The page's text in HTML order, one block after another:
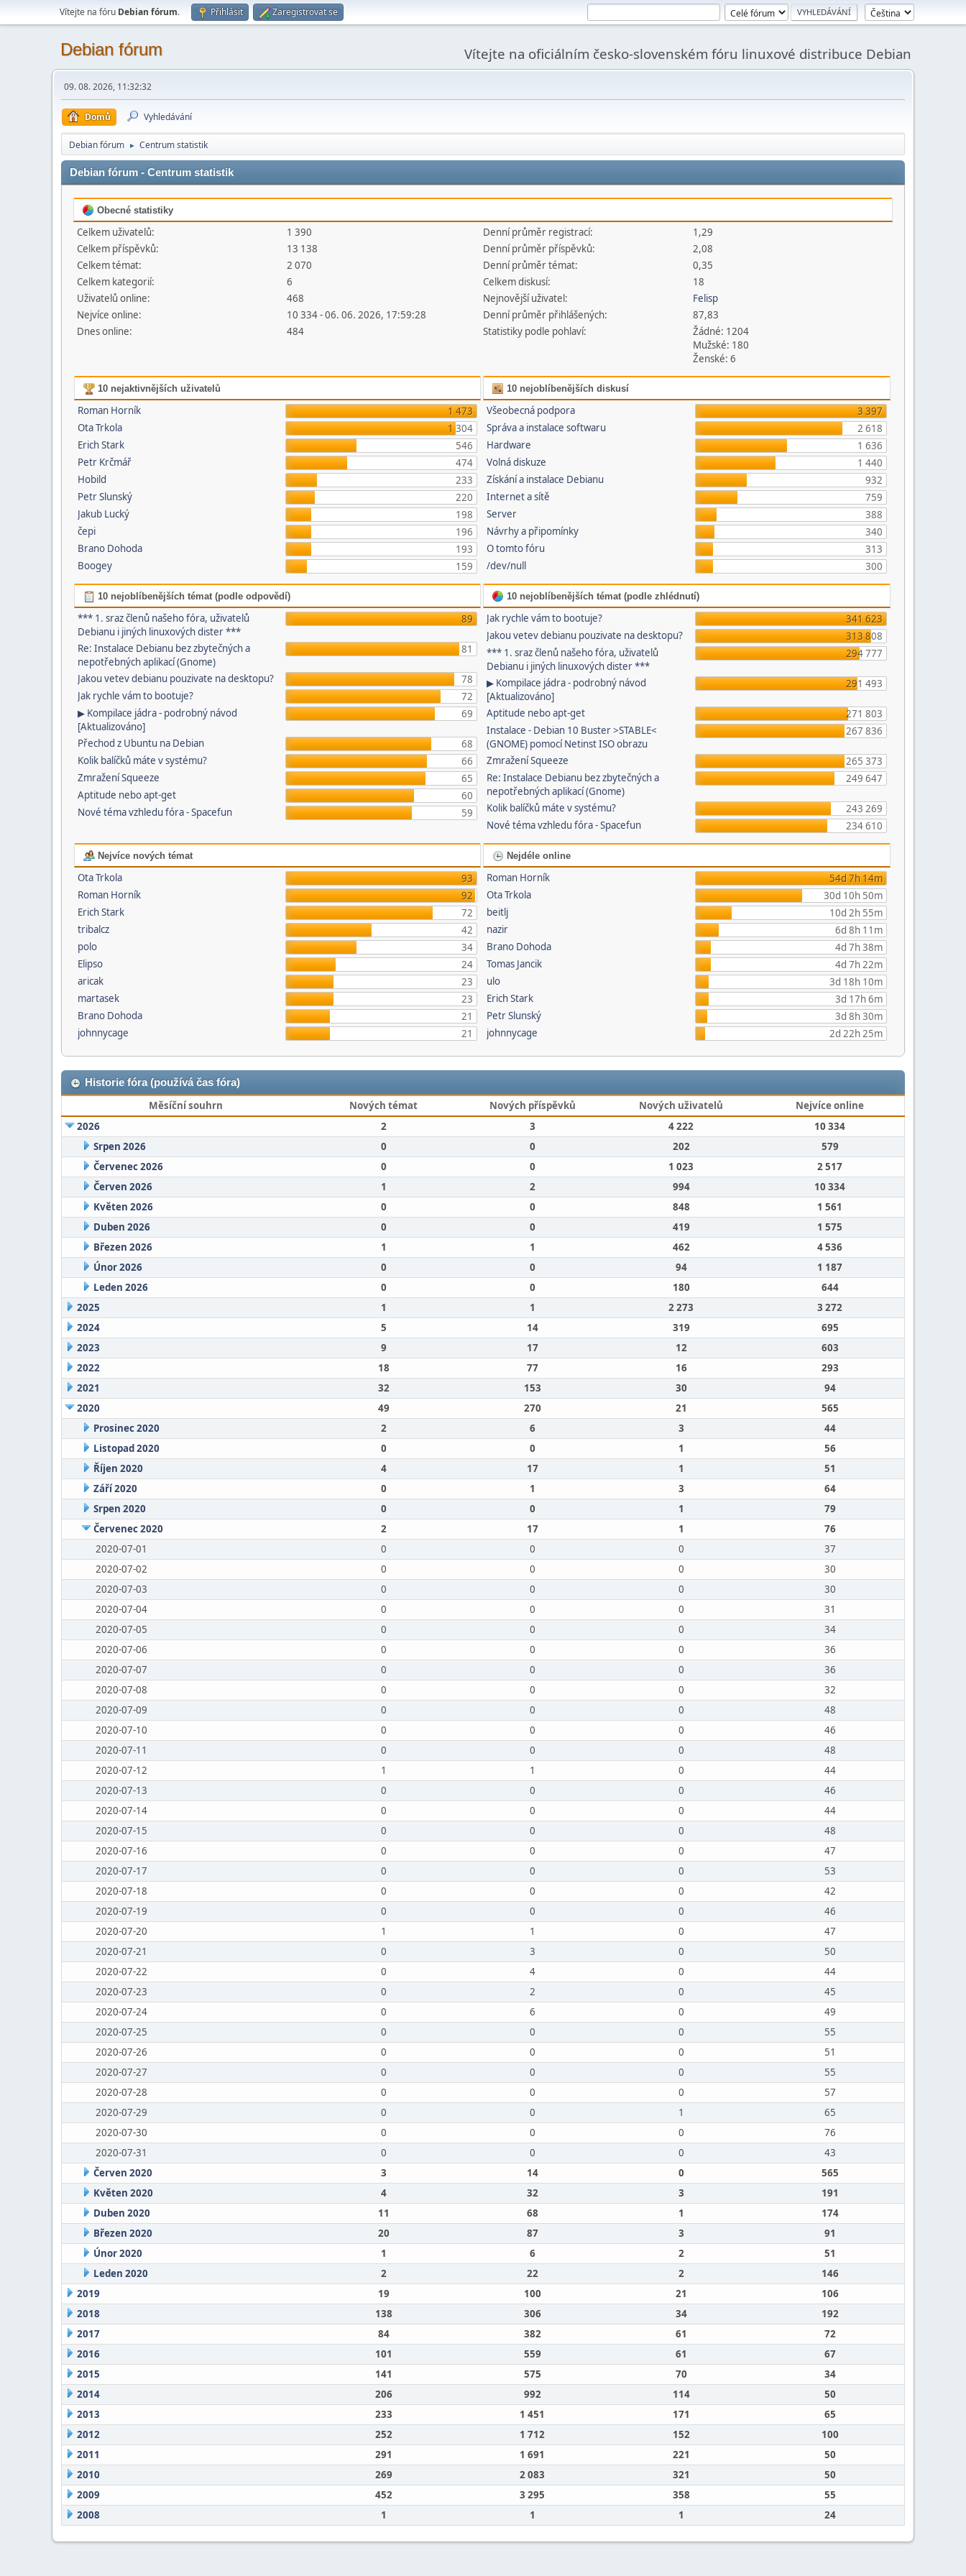
Vítejte na fóru Debian fórum. Přihlásit Zaregistrovat se
Debian fórum Vítejte na oficiálním česko-slovenském fóru linuxové distribuce Debian
09. 08. 2026, 11:32:32
Domů Vyhledávání
Debian fórum ► Centrum statistik
Debian fórum - Centrum statistik
Obecné statistiky
Celkem uživatelů:
1 390
Celkem příspěvků:
13 138
Celkem témat:
2 070
Celkem kategorií:
6
Uživatelů online:
468
Nejvíce online:
10 334 - 06. 06. 2026, 17:59:28
Dnes online:
484
Denní průměr registrací:
1,29
Denní průměr příspěvků:
2,08
Denní průměr témat:
0,35
Celkem diskusí:
18
Nejnovější uživatel:
Felisp
Denní průměr přihlášených:
87,83
Statistiky podle pohlaví:
Žádné: 1204
Mužské: 180
Ženské: 6
10 nejaktivnějších uživatelů
Roman Horník
1 473
Ota Trkola
1 304
Erich Stark
546
Petr Krčmář
474
Hobild
233
Petr Slunský
220
Jakub Lucký
198
čepi
196
Brano Dohoda
193
Boogey
159
10 nejoblíbenějších diskusí
Všeobecná podpora
3 397
Správa a instalace softwaru
2 618
Hardware
1 636
Volná diskuze
1 440
Získání a instalace Debianu
932
Internet a sítě
759
Server
388
Návrhy a připomínky
340
O tomto fóru
313
/dev/null
300
10 nejoblíbenějších témat (podle odpovědí)
*** 1. sraz členů našeho fóra, uživatelů
Debianu i jiných linuxových dister ***
89
Re: Instalace Debianu bez zbytečných a
nepotřebných aplikací (Gnome)
81
Jakou vetev debianu pouzivate na desktopu?
78
Jak rychle vám to bootuje?
72
▶ Kompilace jádra - podrobný návod
[Aktualizováno]
69
Přechod z Ubuntu na Debian
68
Kolik balíčků máte v systému?
66
Zmražení Squeeze
65
Aptitude nebo apt-get
60
Nové téma vzhledu fóra - Spacefun
59
10 nejoblíbenějších témat (podle zhlédnutí)
Jak rychle vám to bootuje?
341 623
Jakou vetev debianu pouzivate na desktopu?
313 808
*** 1. sraz členů našeho fóra, uživatelů
Debianu i jiných linuxových dister ***
294 777
▶ Kompilace jádra - podrobný návod
[Aktualizováno]
291 493
Aptitude nebo apt-get
271 803
Instalace - Debian 10 Buster >STABLE<
(GNOME) pomocí Netinst ISO obrazu
267 836
Zmražení Squeeze
265 373
Re: Instalace Debianu bez zbytečných a
nepotřebných aplikací (Gnome)
249 647
Kolik balíčků máte v systému?
243 269
Nové téma vzhledu fóra - Spacefun
234 610
Nejvíce nových témat
Ota Trkola
93
Roman Horník
92
Erich Stark
72
tribalcz
42
polo
34
Elipso
24
aricak
23
martasek
23
Brano Dohoda
21
johnnycage
21
Nejdéle online
Roman Horník
54d 7h 14m
Ota Trkola
30d 10h 50m
beitlj
10d 2h 55m
nazir
6d 8h 11m
Brano Dohoda
4d 7h 38m
Tomas Jancik
4d 7h 22m
ulo
3d 18h 10m
Erich Stark
3d 17h 6m
Petr Slunský
3d 8h 30m
johnnycage
2d 22h 25m
Historie fóra (používá čas fóra)
Měsíční souhrn Nových témat Nových příspěvků Nových uživatelů
Nejvíce online
2026
2 3 4 222
10 334
Srpen 2026
0 0 202
579
Červenec 2026
0 0 1 023
2 517
Červen 2026
1 2 994
10 334
Květen 2026
0 0 848
1 561
Duben 2026
0 0 419
1 575
Březen 2026
1 1 462
4 536
Únor 2026
0 0 94
1 187
Leden 2026
0 0 180
644
2025
1 1 2 273
3 272
2024
5 14 319
695
2023
9 17 12
603
2022
18 77 16
293
2021
32 153 30
94
2020
49 270 21
565
Prosinec 2020
2 6 3
44
Listopad 2020
0 0 1
56
Říjen 2020
4 17 1
51
Září 2020
0 1 3
64
Srpen 2020
0 0 1
79
Červenec 2020
2 17 1
76
2020-07-01
0 0 0
37
2020-07-02
0 0 0
30
2020-07-03
0 0 0
30
2020-07-04
0 0 0
31
2020-07-05
0 0 0
34
2020-07-06
0 0 0
36
2020-07-07
0 0 0
36
2020-07-08
0 0 0
32
2020-07-09
0 0 0
48
2020-07-10
0 0 0
46
2020-07-11
0 0 0
48
2020-07-12
1 1 0
44
2020-07-13
0 0 0
46
2020-07-14
0 0 0
44
2020-07-15
0 0 0
48
2020-07-16
0 0 0
47
2020-07-17
0 0 0
53
2020-07-18
0 0 0
42
2020-07-19
0 0 0
46
2020-07-20
1 1 0
47
2020-07-21
0 3 0
50
2020-07-22
0 4 0
44
2020-07-23
0 2 0
45
2020-07-24
0 6 0
49
2020-07-25
0 0 0
55
2020-07-26
0 0 0
51
2020-07-27
0 0 0
55
2020-07-28
0 0 0
57
2020-07-29
0 0 1
65
2020-07-30
0 0 0
76
2020-07-31
0 0 0
43
Červen 2020
3 14 0
565
Květen 2020
4 32 3
191
Duben 2020
11 68 1
174
Březen 2020
20 87 3
91
Únor 2020
1 6 2
51
Leden 2020
2 22 2
146
2019
19 100 21
106
2018
138 306 34
192
2017
84 382 61
72
2016
101 559 61
67
2015
141 575 70
34
2014
206 992 114
50
2013
233 1 451 171
65
2012
252 1 712 152
100
2011
291 1 691 221
50
2010
269 2 083 321
50
2009
452 3 295 358
55
2008
1 1 1 24